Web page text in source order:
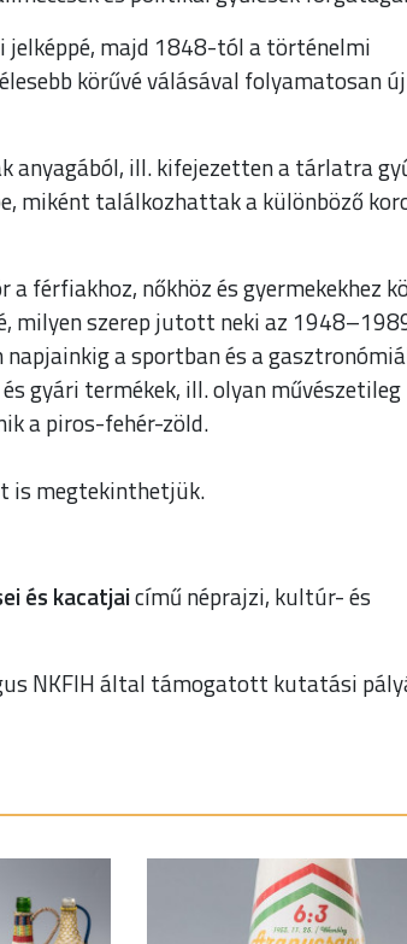
majd 1848-tól a történelmi
körűvé válásával folyamatosan új
anyagából, ill. kifejezetten a tárlatra
miként találkozhattak a különböző
férfiakhoz, nőkhöz és gyermekekhez
milyen szerep jutott neki az
a sportban és a
gyári termékek, ill. olyan művészetileg
a piros-fehér-zöld.
is megtekinthetjük.
és kacatjaicímű néprajzi, kultúr- és
NKFIH által támogatott kutatási